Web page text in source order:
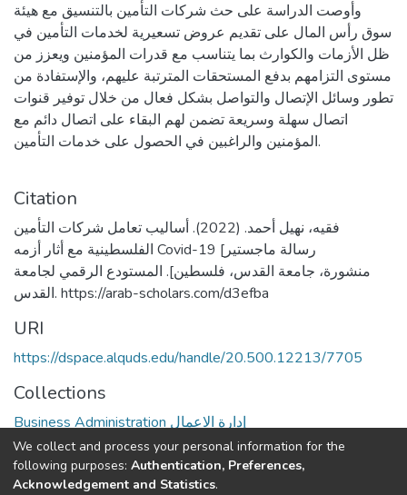
وأوصت الدراسة على حث شركات التأمين بالتنسيق مع هيئة
سوق رأس المال على تقديم عروض تسعيرية لخدمات التأمين في
ظل الأزمات والكوارث بما يتناسب مع قدرات المؤمنين ويعزز من
مستوى التزامهم بدفع المستحقات المترتبة عليهم، والإستفادة من
تطور وسائل الإتصال والتواصل بشكل فعال من خلال توفير قنوات
اتصال سهلة وسريعة تضمن لهم البقاء على اتصال دائم مع
المؤمنين والراغبين في الحصول على خدمات التأمين.
Citation
فقيه، نهيل أحمد. (2022). أساليب تعامل شركات التأمين
الفلسطينية مع أثار أزمه Covid-19 [رسالة ماجستير
منشورة، جامعة القدس، فلسطين]. المستودع الرقمي لجامعة
القدس. https://arab-scholars.com/d3efba
URI
https://dspace.alquds.edu/handle/20.500.12213/7705
Collections
Business Administration إدارة الاعمال
Full item page
We collect and process your personal information for the
following purposes: Authentication, Preferences,
Acknowledgement and Statistics.